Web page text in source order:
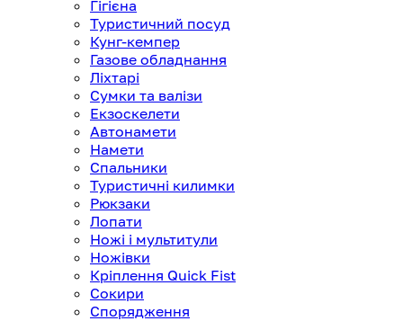
Гігієна
Туристичний посуд
Кунг-кемпер
Газове обладнання
Ліхтарі
Сумки та валізи
Екзоскелети
Автонамети
Намети
Спальники
Туристичні килимки
Рюкзаки
Лопати
Ножі і мультитули
Ножівки
Кріплення Quick Fist
Сокири
Спорядження